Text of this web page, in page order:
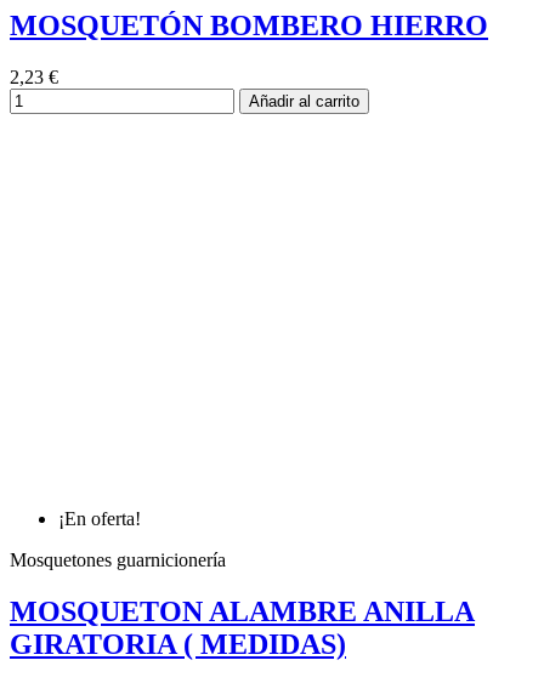
MOSQUETÓN BOMBERO HIERRO
2,23 €
Añadir al carrito
¡En oferta!
Mosquetones guarnicionería
MOSQUETON ALAMBRE ANILLA
GIRATORIA ( MEDIDAS)